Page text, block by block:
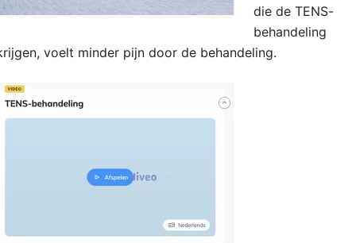
die de TENS-
behandeling
voelt minder pijn door de behandeling.